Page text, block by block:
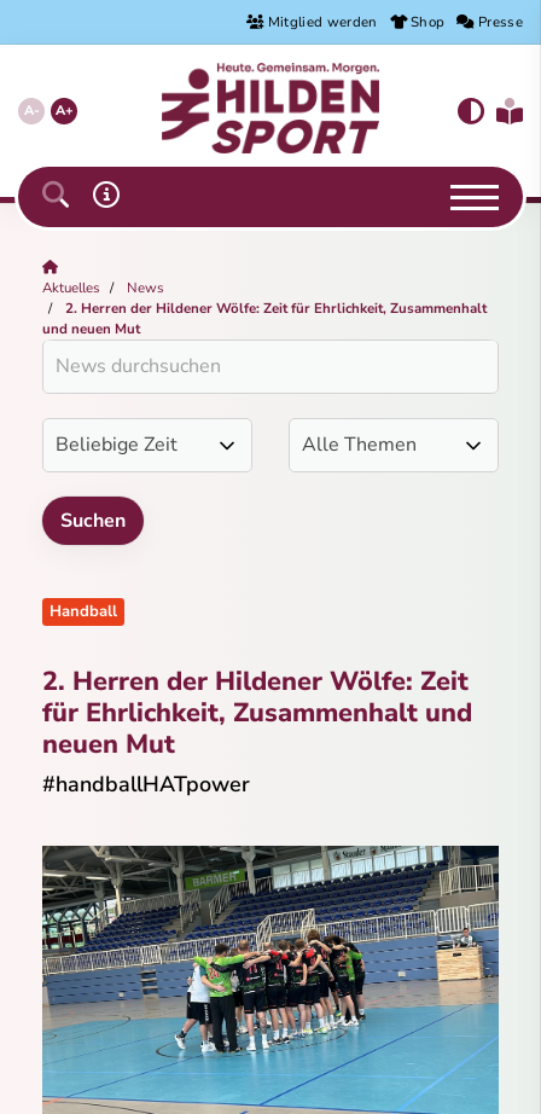
Mitglied werden Shop Presse
A- A+
Aktuelles
News
2. Herren der Hildener Wölfe: Zeit für Ehrlichkeit, Zusammenhalt
und neuen Mut
Handball
2. Herren der Hildener Wölfe: Zeit
für Ehrlichkeit, Zusammenhalt und
neuen Mut
#handballHATpower